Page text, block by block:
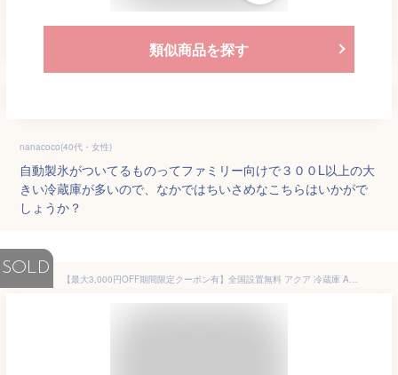
類似商品を探す
nanacoco(40代・女性)
自動製氷がついてるものってファミリー向けで３００L以上の大
きい冷蔵庫が多いので、なかではちいさめなこちらはいかがで
しょうか？
SOLD
【最大3,000円OFF期間限定クーポン有】全国設置無料 アクア 冷蔵庫 AQR-S26R | 262L 幅60cm 右開き 3ドア ブライトシャンパン 自動製氷機能付き 大容量まんなか冷凍室